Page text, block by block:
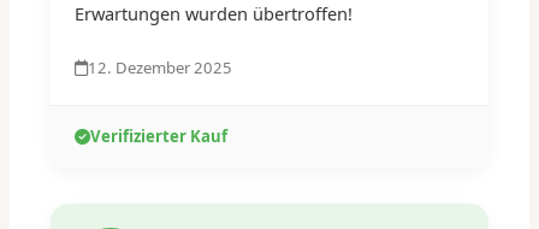
Erwartungen wurden übertroffen!
12. Dezember 2025
Verifizierter Kauf